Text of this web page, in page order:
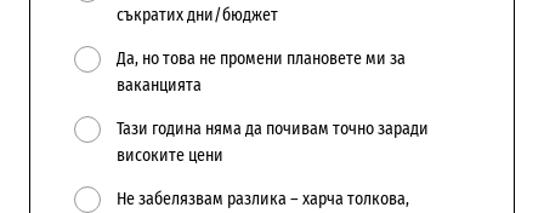
съкратих дни/бюджет
Да, но това не промени плановете ми за
ваканцията
Тази година няма да почивам точно заради
високите цени
Не забелязвам разлика – харча толкова,